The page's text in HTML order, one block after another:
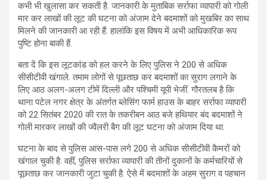
कभी भी खुलासा कर सकती है. जानकारी के मुताबिक सर्राफा व्यापारी को गोली
मार कर लाखों की लूट की घटना को अंजाम देने बदमाशों को मुखबिर का साथ
मिलने की जानकारी आ रही हैं. हालांकि इस विषय में अभी आधिकारिक रूप
पुष्टि होना बाकी हैं.
बता दें कि इस लूटकांड को हल करने के लिए पुलिस ने 200 से अधिक
सीसीटीवी खंगाले. तमाम लोगों से पूछताछ कर बदमाशों का सुराग लगाने के
लिए आठ अलग-अलग टीमें दिल्ली और पश्चिमी यूपी भेजीं. गौरतलब है कि
थाना पटेल नगर क्षेत्र के अंतर्गत ब्लेसिंग फार्म हाउस के बाहर सर्राफा व्यापारी
को 22 सितंबर 2020 की रात के तकरीबन आठ बजे हथियार बंद बदमाशों ने
गोली मारकर लाखों की ज्वैलरी बैग की लूट घटना को अंजाम दिया था.
घटना के बाद से पुलिस आस-पास लगे 200 से अधिक सीसीटीवी कैमरों को
खंगाल चुकी है. वहीं, पुलिस सर्राफा व्यापारी की तीनों दुकानों के कर्मचारियों से
पूछताछ कर जानकारी जुटा चुकी है. ऐसे में बदमाशों के अहम सुराग व पहचान